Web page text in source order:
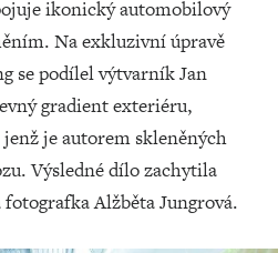
ikonický automobilový
Na exkluzivní úpravě
se podílel výtvarník Jan
gradient exteriéru,
je autorem skleněných
Výsledné dílo zachytila
Alžběta Jungrová.